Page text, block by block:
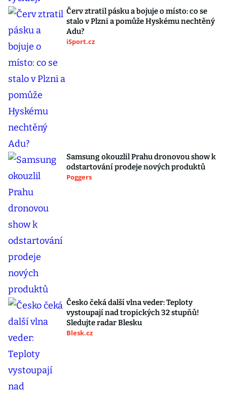
Červ ztratil pásku a bojuje o místo: co se
stalo v Plzni a pomůže Hyskému nechtěný
Adu?
iSport.cz
Samsung okouzlil Prahu dronovou show k
odstartování prodeje nových produktů
Poggers
Česko čeká další vlna veder: Teploty
vystoupají nad tropických 32 stupňů!
Sledujte radar Blesku
Blesk.cz